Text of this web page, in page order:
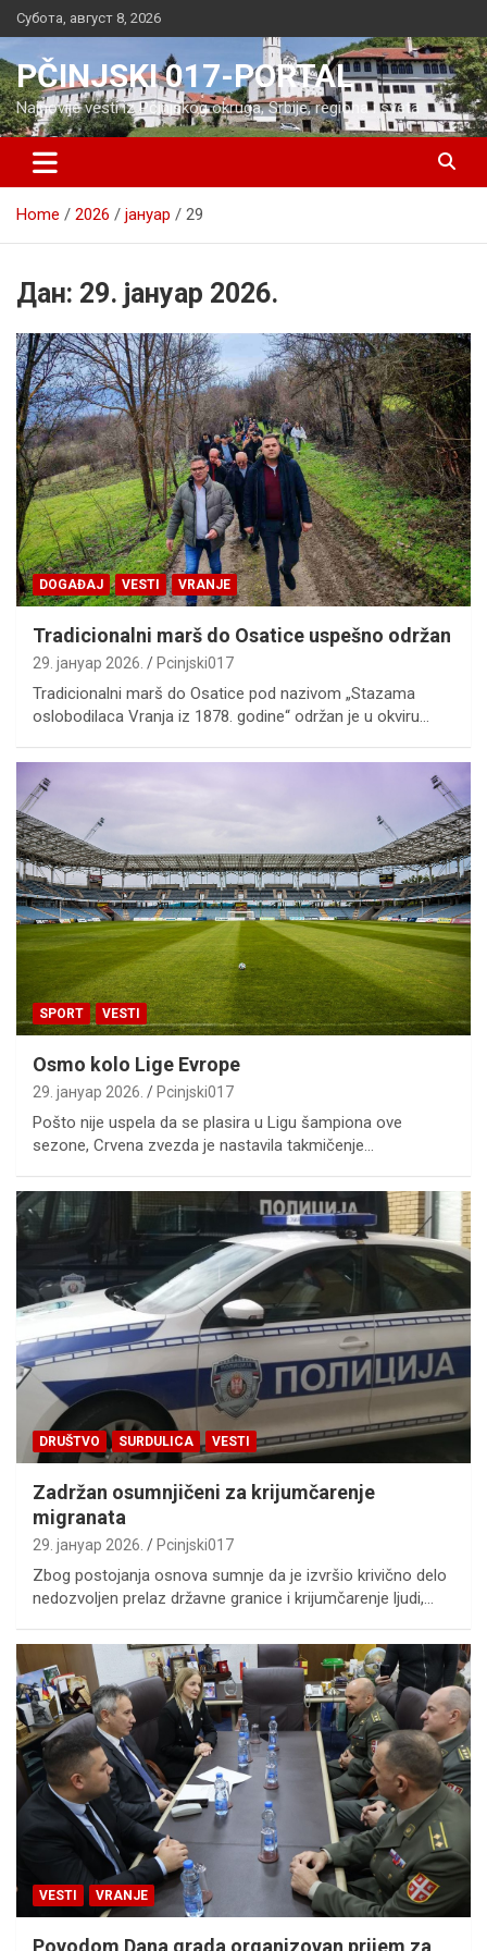
Skip
to
content
Субота, август 8, 2026
PČINJSKI 017-PORTAL
Najnovije vesti iz Pčinjskog okruga, Srbije, regiona i sveta
Home 2026 јануар 29
Дан: 29. јануар 2026.
DOGAĐAJ VESTI VRANJE
Tradicionalni marš do Osatice uspešno održan
29. јануар 2026. Pcinjski017
Tradicionalni marš do Osatice pod nazivom „Stazama
oslobodilaca Vranja iz 1878. godine“ održan je u okviru…
SPORT VESTI
Osmo kolo Lige Evrope
29. јануар 2026. Pcinjski017
Pošto nije uspela da se plasira u Ligu šampiona ove
sezone, Crvena zvezda je nastavila takmičenje…
DRUŠTVO SURDULICA VESTI
Zadržan osumnjičeni za krijumčarenje
migranata
29. јануар 2026. Pcinjski017
Zbog postojanja osnova sumnje da je izvršio krivično delo
nedozvolјen prelaz državne granice i krijumčarenje lјudi,…
VESTI VRANJE
Povodom Dana grada organizovan prijem za